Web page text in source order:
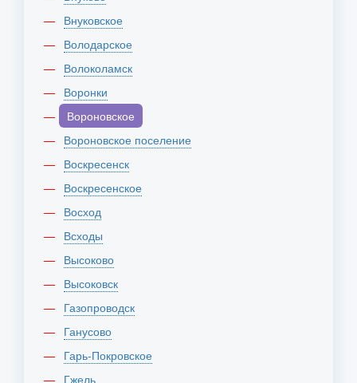
Внуковское
Володарское
Волоколамск
Воронки
Вороновское
Вороновское поселение
Воскресенск
Воскресенское
Восход
Всходы
Высоково
Высоковск
Газопроводск
Ганусово
Гарь-Покровское
Гжель